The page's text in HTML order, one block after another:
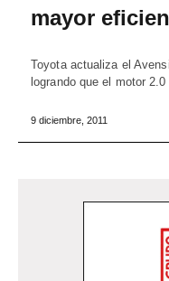
mayor
Toyota actualiza el
logrando que el motor
9 diciembre, 2011